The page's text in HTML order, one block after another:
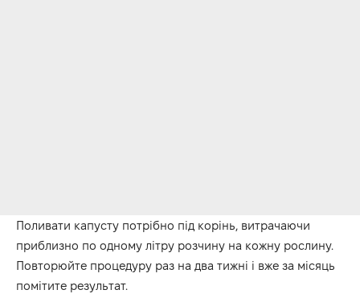
Поливати капусту потрібно під корінь, витрачаючи
приблизно по одному літру розчину на кожну рослину.
Повторюйте процедуру раз на два тижні і вже за місяць
помітите результат.